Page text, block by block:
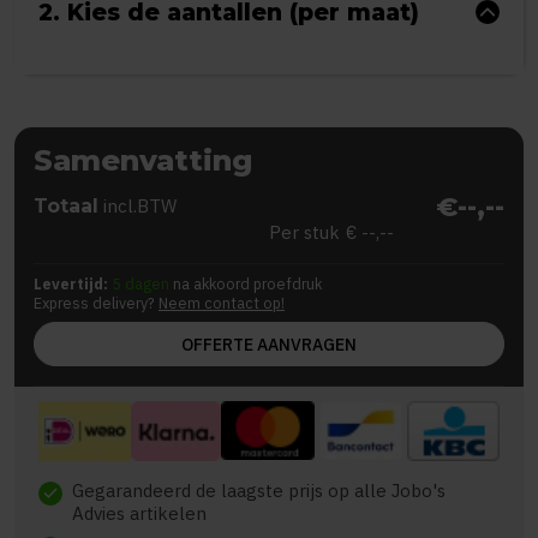
2. Kies de aantallen (per maat)
Samenvatting
Totaal incl.BTW €--,--
Per stuk € --,--
Levertijd: 5 dagen na akkoord proefdruk
Express delivery? Neem contact op!
OFFERTE AANVRAGEN
check Gegarandeerd de laagste prijs op alle Jobo's
Advies artikelen